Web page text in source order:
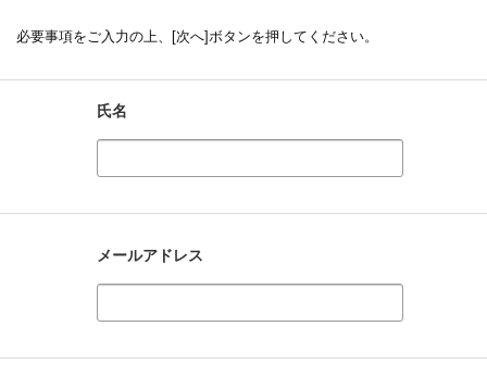
必要事項をご入力の上、[次へ]ボタンを押してください。
氏名
メールアドレス